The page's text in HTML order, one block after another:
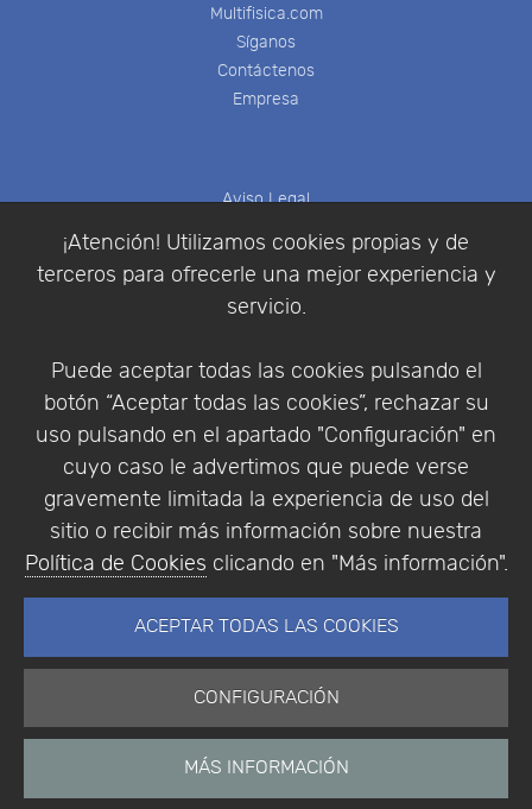
¡Atención! Utilizamos cookies propias y de
terceros para ofrecerle una mejor experiencia y
servicio.
Puede aceptar todas las cookies pulsando el
botón “Aceptar todas las cookies”, rechazar su
uso pulsando en el apartado "Configuración" en
cuyo caso le advertimos que puede verse
gravemente limitada la experiencia de uso del
sitio o recibir más información sobre nuestra
Política de Cookies clicando en "Más información".
ACEPTAR TODAS LAS COOKIES
CONFIGURACIÓN
MÁS INFORMACIÓN
Multifisica.com
Síganos
Contáctenos
Empresa
Aviso Legal
Política de Privacidad
Condiciones de compra
Identificarse
Empresa|Aviso Legal| Política de Privacidad |
Política de Cookies
© Copyright 1994 - 2026. Addlink Software
Científico, S.L.
Portugal.